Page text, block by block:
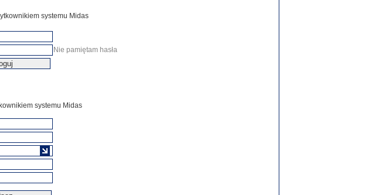
systemu Midas
Nie pamiętam hasła
systemu Midas